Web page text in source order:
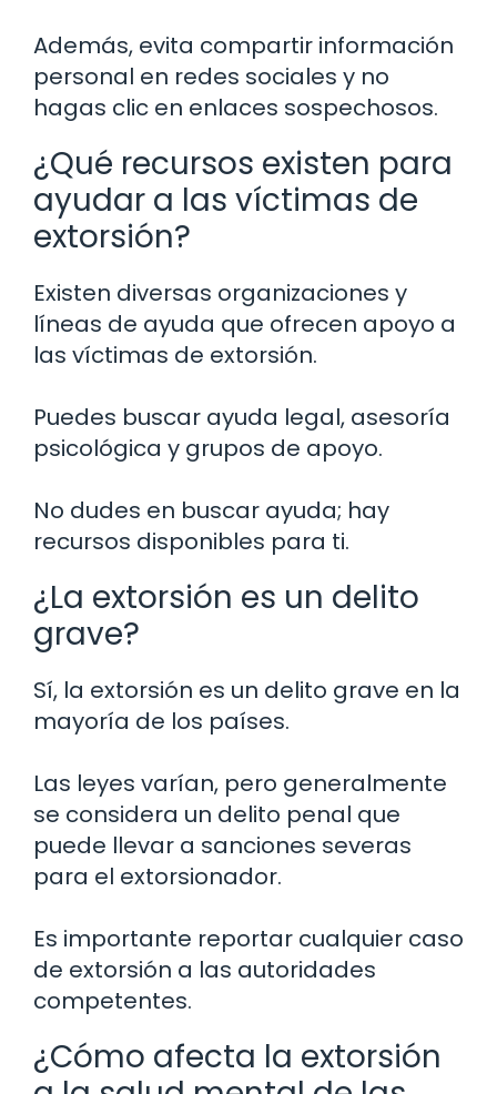
Además, evita compartir información
personal en redes sociales y no
hagas clic en enlaces sospechosos.
¿Qué recursos existen para
ayudar a las víctimas de
extorsión?
Existen diversas organizaciones y
líneas de ayuda que ofrecen apoyo a
las víctimas de extorsión.
Puedes buscar ayuda legal, asesoría
psicológica y grupos de apoyo.
No dudes en buscar ayuda; hay
recursos disponibles para ti.
¿La extorsión es un delito
grave?
Sí, la extorsión es un delito grave en la
mayoría de los países.
Las leyes varían, pero generalmente
se considera un delito penal que
puede llevar a sanciones severas
para el extorsionador.
Es importante reportar cualquier caso
de extorsión a las autoridades
competentes.
¿Cómo afecta la extorsión